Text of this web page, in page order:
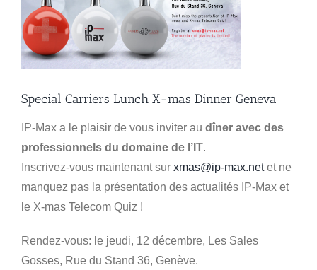
Special Carriers Lunch X-mas Dinner Geneva
IP-Max a le plaisir de vous inviter au dîner avec des
professionnels du domaine de l’IT.
Inscrivez-vous maintenant sur xmas@ip-max.netet ne
manquez pas la présentation des actualités IP-Max et
le X-mas Telecom Quiz !
Rendez-vous: le jeudi, 12 décembre, Les Sales
Gosses, Rue du Stand 36, Genève.